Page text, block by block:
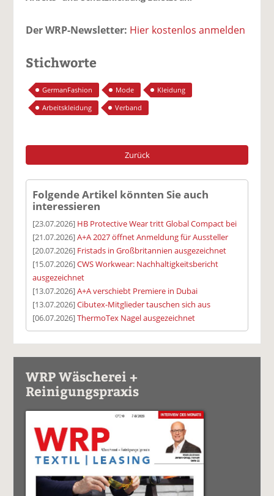
Der WRP-Newsletter: Hier kostenlos anmelden
Stichworte
GermanFashion Mode
Kleidung
Arbeitskleidung
Verband
Zurück
Folgende Artikel könnten Sie auch
interessieren
[23.07.2026] HB Protective Wear tritt Global Compact bei
[21.07.2026]A+A 2027 öffnet Anmeldung für Aussteller
[20.07.2026] Fristads in Großbritannien ausgezeichnet
[15.07.2026]CWS Workwear: Nachhaltigkeitsbericht
ausgezeichnet
[13.07.2026]A+A verschiebt Premiere in Dubai
[13.07.2026]Cibutex-Mitglieder tauschen sich aus
[06.07.2026]ThermoTex Nagel ausgezeichnet
WRP Wäscherei +
Reinigungspraxis